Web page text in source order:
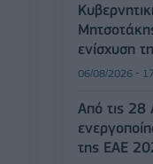
ενίσχυση
06/08/2026 -
Από τις
της ΕΑΕ